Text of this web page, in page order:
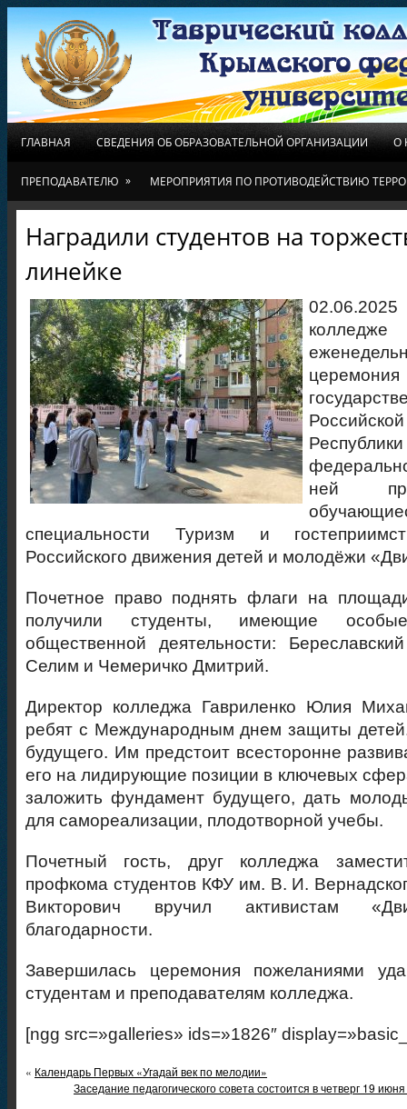
ГЛАВНАЯ СВЕДЕНИЯ ОБ ОБРАЗОВАТЕЛЬНОЙ ОРГАНИЗАЦИИ О
ПРЕПОДАВАТЕЛЮ » МЕРОПРИЯТИЯ ПО ПРОТИВОДЕЙСТВИЮ
Наградили студентов на
линейке
ней
специальности Туризм и
Российского движения детей и молодёжи
Почетное право поднять флаги на
получили студенты, имеющие
общественной деятельности:
Селим и Чемеричко Дмитрий.
Директор колледжа Гавриленко Юлия
ребят с Международным днем защиты
будущего. Им предстоит всесторонне
его на лидирующие позиции в ключевых
заложить фундамент будущего, дать
для самореализации, плодотворной учебы.
Почетный гость, друг колледжа
профкома студентов КФУ им. В. И.
Викторович вручил активистам
благодарности.
Завершилась церемония пожеланиями
студентам и преподавателям колледжа.
[ngg src=»galleries» ids=»1826″
« Календарь Первых «Угадай век по мелодии»
Заседание педагогического совета состоится в четверг 19